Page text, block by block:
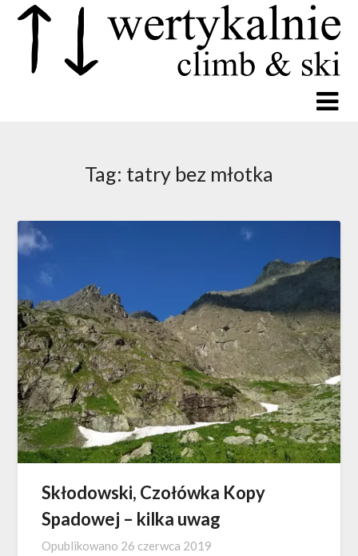
Tag: tatry bez młotka
Skłodowski, Czołówka Kopy
Spadowej – kilka uwag
Opublikowano 26 czerwca 2019